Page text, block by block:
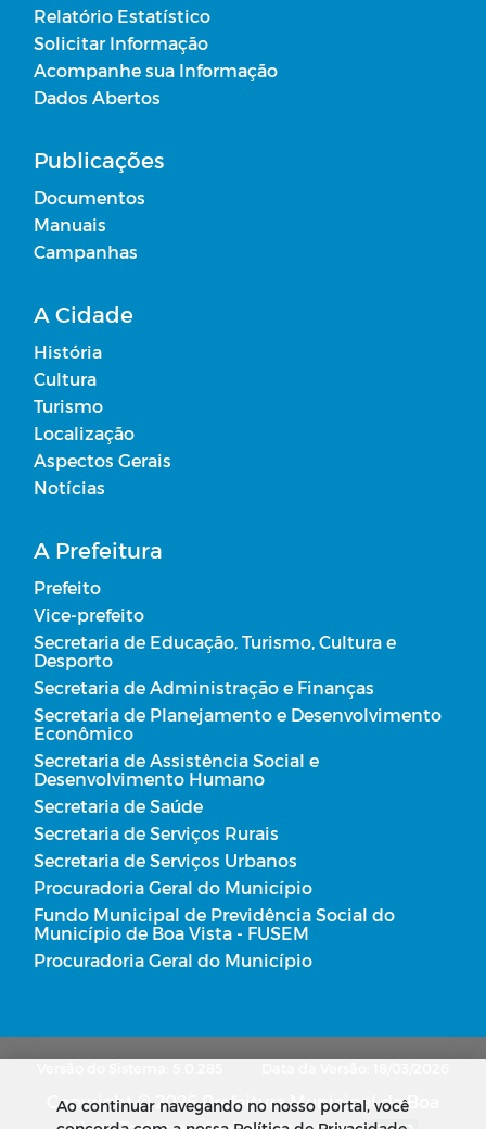
Relatório Estatístico
Solicitar Informação
Acompanhe sua Informação
Dados Abertos
Publicações
Documentos
Manuais
Campanhas
A Cidade
História
Cultura
Turismo
Localização
Aspectos Gerais
Notícias
A Prefeitura
Prefeito
Vice-prefeito
Secretaria de Educação, Turismo, Cultura e
Desporto
Secretaria de Administração e Finanças
Secretaria de Planejamento e Desenvolvimento
Econômico
Secretaria de Assistência Social e
Desenvolvimento Humano
Secretaria de Saúde
Secretaria de Serviços Rurais
Secretaria de Serviços Urbanos
Procuradoria Geral do Município
Fundo Municipal de Previdência Social do
Município de Boa Vista - FUSEM
Procuradoria Geral do Município
Copyright © 2026 Prefeitura Municipal de Boa
Ao continuar navegando no nosso portal, você